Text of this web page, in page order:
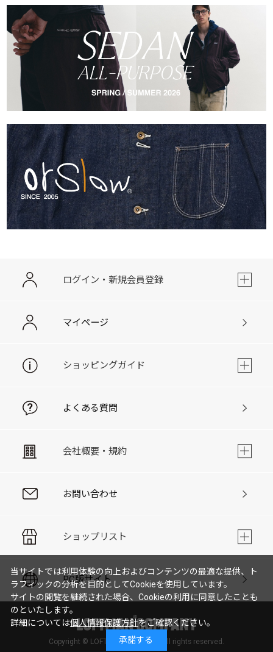
ログイン・新規会員登録
マイページ
ショッピングガイド
よくある質問
会社概要・規約
お問い合わせ
ショップリスト
PC版サイト
Copyright © LOFTMAN COMPANY. All rights reserved.
当サイトでは利用体験の向上およびコンテンツの最適な提供、ト
ラフィックの分析を目的としてCookieを使用しています。
サイトの閲覧を継続された場合、Cookieの利用に同意したことも
のといたします。
詳細については個人情報保護方針をご確認ください。
承諾する